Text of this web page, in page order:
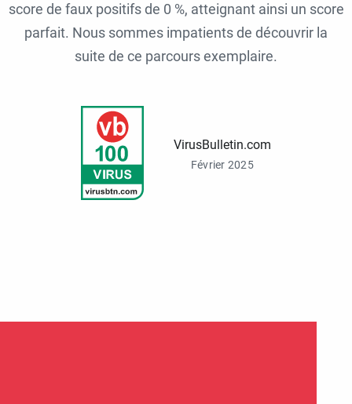
score de faux positifs de 0 %, atteignant ainsi un score
parfait. Nous sommes impatients de découvrir la
suite de ce parcours exemplaire.
VirusBulletin.com
Février 2025